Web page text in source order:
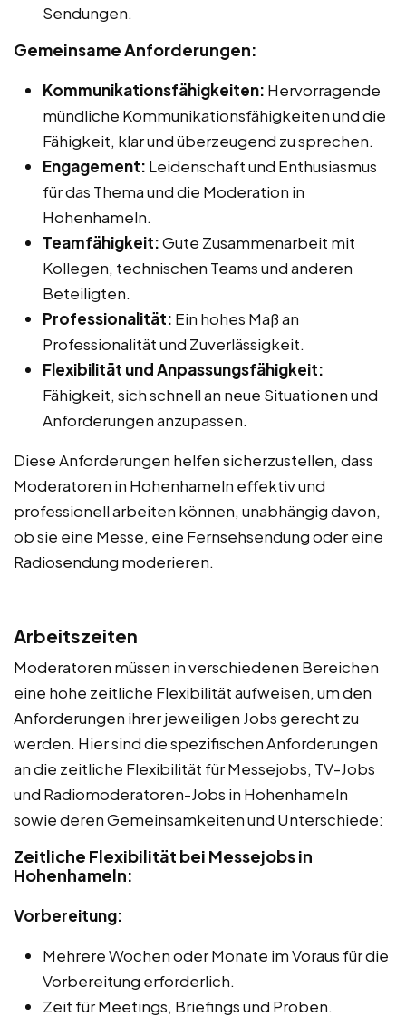
Sendungen.
Gemeinsame Anforderungen:
Kommunikationsfähigkeiten: Hervorragende
mündliche Kommunikationsfähigkeiten und die
Fähigkeit, klar und überzeugend zu sprechen.
Engagement: Leidenschaft und Enthusiasmus
für das Thema und die Moderation in
Hohenhameln.
Teamfähigkeit:Gute Zusammenarbeit mit
Kollegen, technischen Teams und anderen
Beteiligten.
Professionalität: Ein hohes Maß an
Professionalität und Zuverlässigkeit.
Flexibilität und Anpassungsfähigkeit:
Fähigkeit, sich schnell an neue Situationen und
Anforderungen anzupassen.
Diese Anforderungen helfen sicherzustellen, dass
Moderatoren in Hohenhameln effektiv und
professionell arbeiten können, unabhängig davon,
ob sie eine Messe, eine Fernsehsendung oder eine
Radiosendung moderieren.
Arbeitszeiten
Moderatoren müssen in verschiedenen Bereichen
eine hohe zeitliche Flexibilität aufweisen, um den
Anforderungen ihrer jeweiligen Jobs gerecht zu
werden. Hier sind die spezifischen Anforderungen
an die zeitliche Flexibilität für Messejobs, TV-Jobs
und Radiomoderatoren-Jobs in Hohenhameln
sowie deren Gemeinsamkeiten und Unterschiede:
Zeitliche Flexibilität bei Messejobs in
Hohenhameln:
Vorbereitung:
Mehrere Wochen oder Monate im Voraus für die
Vorbereitung erforderlich.
Zeit für Meetings, Briefings und Proben.